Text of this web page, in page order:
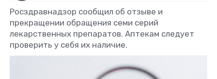
Росздравнадзор сообщил об отзыве и
прекращении обращения семи серий
лекарственных препаратов. Аптекам следует
проверить у себя их наличие.